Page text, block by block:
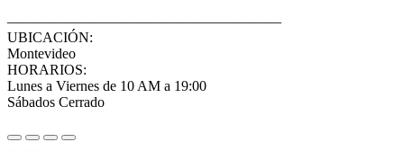
———————————————————
UBICACIÓN:
Montevideo
HORARIOS:
Lunes a Viernes de 10 AM a 19:00
Sábados Cerrado